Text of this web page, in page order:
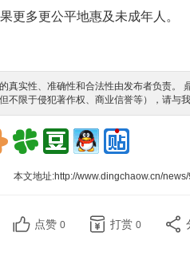
更多更公平地惠及未成年人。
真实性、准确性和合法性由发布者负责。
限于侵犯著作权、商业信誉等），请与
本文地址:http://www.dingchaow.cn/
点赞 0 打赏 0